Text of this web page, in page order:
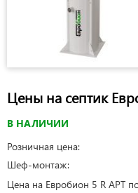
Цены на септик
В НАЛИЧИИ
Розничная цена:
Шеф-монтаж:
Цена на Евробион 5 R АРТ